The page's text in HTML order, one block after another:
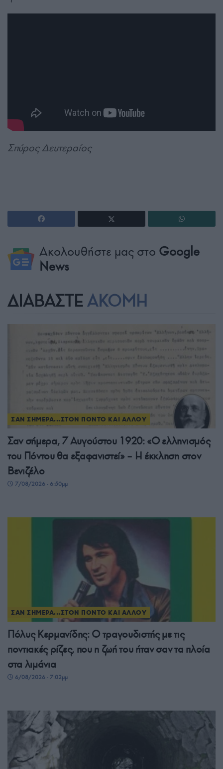
Σπύρος Δευτεραίος
Ακολουθήστε μας στο Google
News
ΔΙΑΒΑΣΤΕ ΑΚΟΜΗ
ΣΑΝ ΣΗΜΕΡΑ...ΣΤΟΝ ΠΟΝΤΟ ΚΑΙ ΑΛΛΟΥ
Σαν σήμερα, 7 Αυγούστου 1920: «Ο ελληνισμός
του Πόντου θα εξαφανιστεί» – Η έκκληση στον
Βενιζέλο
7/08/2026 - 6:50μμ
ΣΑΝ ΣΗΜΕΡΑ...ΣΤΟΝ ΠΟΝΤΟ ΚΑΙ ΑΛΛΟΥ
Πόλυς Κερμανίδης: Ο τραγουδιστής με τις
ποντιακές ρίζες, που η ζωή του ήταν σαν τα πλοία
στα λιμάνια
6/08/2026 - 7:02μμ